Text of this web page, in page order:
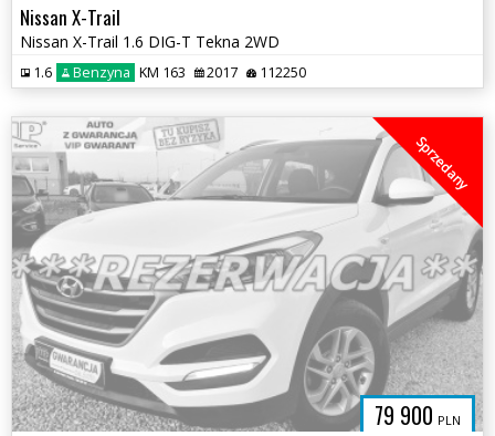
Nissan X-Trail
Nissan X-Trail 1.6 DIG-T Tekna 2WD
1.6 Benzyna KM 163 2017 112250
79 900 PLN
Sprzedany